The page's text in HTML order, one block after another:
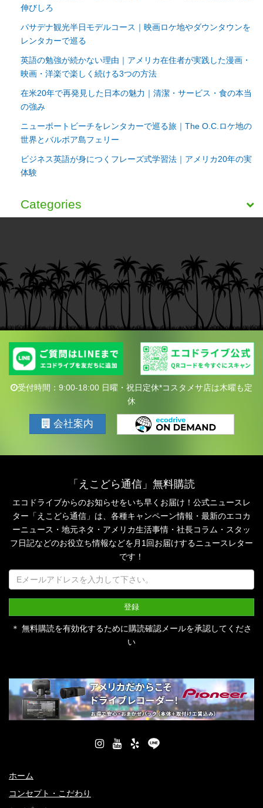
伸びしろ
パサデナ観光半日モデルコース｜映画ロケ地やダウンタウンを
レンタカーで巡る
英語の勉強が続かない理由｜アメリカ在住者が実践した漫画・
映画・洋楽で楽しく続ける3つの方法
在米20年で再発見した日本の魅力｜清潔・サービス・食の本当
の強み
ニューポートビーチをレンタカーで巡る旅｜The O.C.ロケ地の
世界とバルボア島フェリー
ビジネス英語が身につくフレーズ式学習法｜アメリカ20年の実
体験
Categories
受付時間：9:00-18:00 日曜・祝日定休*コスタメサ店は木曜も定
休
会社案内
「えこどら通信」無料購読
エコドライブからのお知らせをいち早くお届け！公式ニュースレ
ター「えこどら通信」は、 各種キャンペーン情報・最新のエコカ
ーニュース・地元ネタ・アメリカ生活事情・社長コラム・ スタッ
フ日記などのお役立ち情報などを月1回お届けするニュースレター
です！
＊ 無料購読を有効化するために購読確認メールを承認してくださ
い
ホーム
コンセプト・こだわり